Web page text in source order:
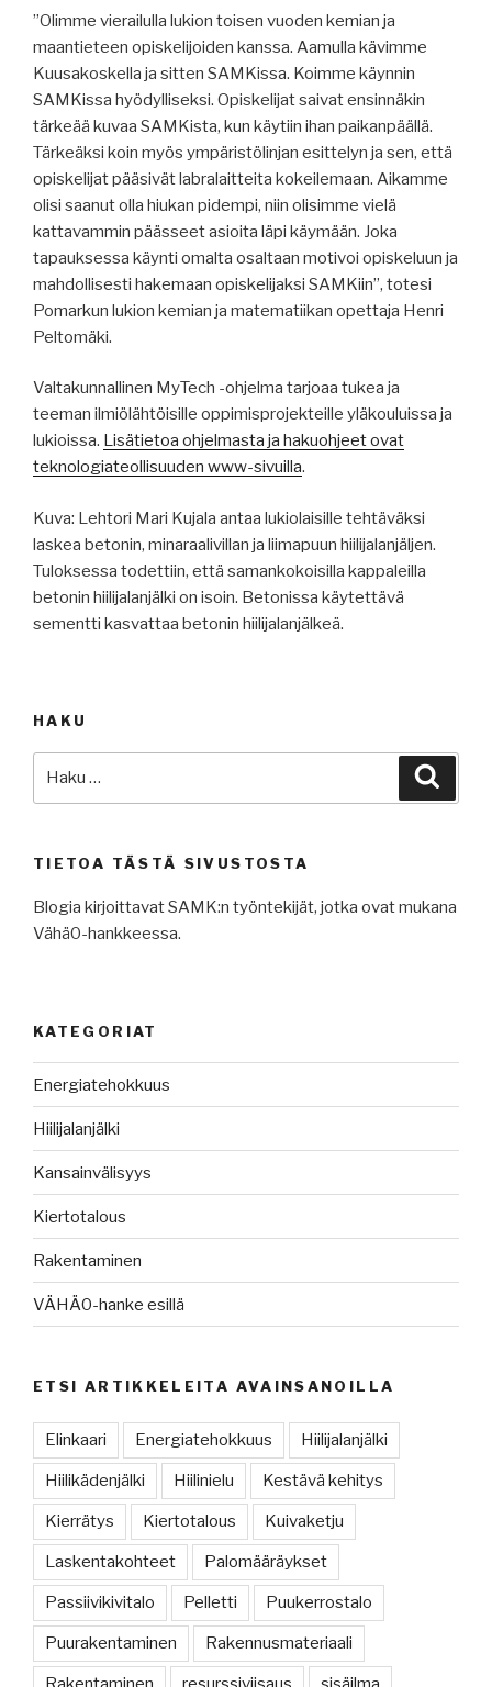
”Olimme vierailulla lukion toisen vuoden kemian ja
maantieteen opiskelijoiden kanssa. Aamulla kävimme
Kuusakoskella ja sitten SAMKissa. Koimme käynnin
SAMKissa hyödylliseksi. Opiskelijat saivat ensinnäkin
tärkeää kuvaa SAMKista, kun käytiin ihan paikanpäällä.
Tärkeäksi koin myös ympäristölinjan esittelyn ja sen, että
opiskelijat pääsivät labralaitteita kokeilemaan. Aikamme
olisi saanut olla hiukan pidempi, niin olisimme vielä
kattavammin päässeet asioita läpi käymään. Joka
tapauksessa käynti omalta osaltaan motivoi opiskeluun ja
mahdollisesti hakemaan opiskelijaksi SAMKiin”, totesi
Pomarkun lukion kemian ja matematiikan opettaja Henri
Peltomäki.
Valtakunnallinen MyTech -ohjelma tarjoaa tukea ja
teeman ilmiölähtöisille oppimisprojekteille yläkouluissa ja
lukioissa. Lisätietoa ohjelmasta ja hakuohjeet ovat
teknologiateollisuuden www-sivuilla.
Kuva: Lehtori Mari Kujala antaa lukiolaisille tehtäväksi
laskea betonin, minaraalivillan ja liimapuun hiilijalanjäljen.
Tuloksessa todettiin, että samankokoisilla kappaleilla
betonin hiilijalanjälki on isoin. Betonissa käytettävä
sementti kasvattaa betonin hiilijalanjälkeä.
HAKU
TIETOA TÄSTÄ SIVUSTOSTA
Blogia kirjoittavat SAMK:n työntekijät, jotka ovat mukana
Vähä0-hankkeessa.
KATEGORIAT
Energiatehokkuus
Hiilijalanjälki
Kansainvälisyys
Kiertotalous
Rakentaminen
VÄHÄ0-hanke esillä
ETSI ARTIKKELEITA AVAINSANOILLA
Elinkaari Energiatehokkuus Hiilijalanjälki
Hiilikädenjälki Hiilinielu Kestävä kehitys
Kierrätys Kiertotalous Kuivaketju
Laskentakohteet Palomääräykset
Passiivikivitalo Pelletti Puukerrostalo
Puurakentaminen Rakennusmateriaali